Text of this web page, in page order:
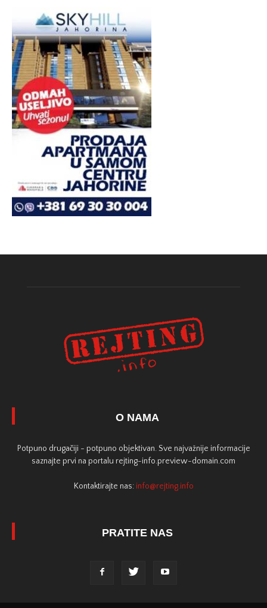
O NAMA
Potpuno drugačiji - potpuno objektivan. Sve najvažnije informacije
saznajte prvi na portalu rejting-info.preview-domain.com
Kontaktirajte nas: info@rejting.info
PRATITE NAS